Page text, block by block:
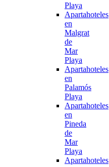
Playa
Apartahoteles
en
Malgrat
de
Mar
Playa
Apartahoteles
en
Palamós
Playa
Apartahoteles
en
Pineda
de
Mar
Playa
Apartahoteles